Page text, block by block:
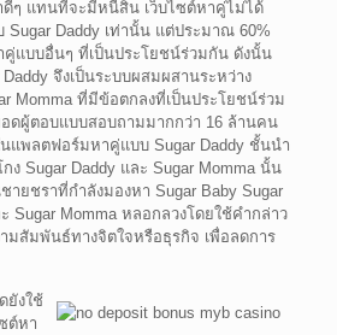
ดีๆ แทนที่จะมีหนี้สิน เว็บไซต์หาคู่ไม่ได้
Daddy เท่านั้น แต่ประมาณ 60%
คู่แบบอื่นๆ ที่เป็นประโยชน์ร่วมกัน ดังนั้น
จึงเป็นระบบผสมผสานระหว่าง
Momma ที่มีข้อตกลงที่เป็นประโยชน์ร่วม
ดผู้ตอบแบบสอบถามมากกว่า 16 ล้านคน
แพลตฟอร์มหาคู่แบบ Sugar Daddy ชั้นนำ
ง Sugar Daddy และ Sugar Momma นั้น
ายชราที่กำลังมองหา Sugar Baby Sugar
Sugar Momma หลอกลวงโดยใช้คำกล่าว
ามสัมพันธ์ทางจิตใจหรือธุรกิจ เพื่อลดการ
ยังใช้
ต์หา